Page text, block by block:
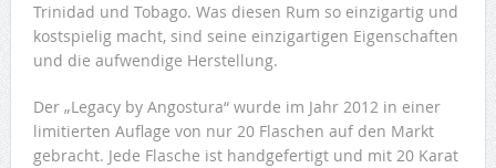
Trinidad und Tobago. Was diesen Rum so einzigartig und
kostspielig macht, sind seine einzigartigen Eigenschaften
und die aufwendige Herstellung.
Der „Legacy by Angostura“ wurde im Jahr 2012 in einer
limitierten Auflage von nur 20 Flaschen auf den Markt
gebracht. Jede Flasche ist handgefertigt und mit 20 Karat